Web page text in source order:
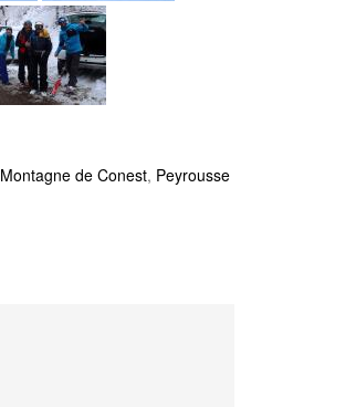
Montagne de Conest, Peyrousse